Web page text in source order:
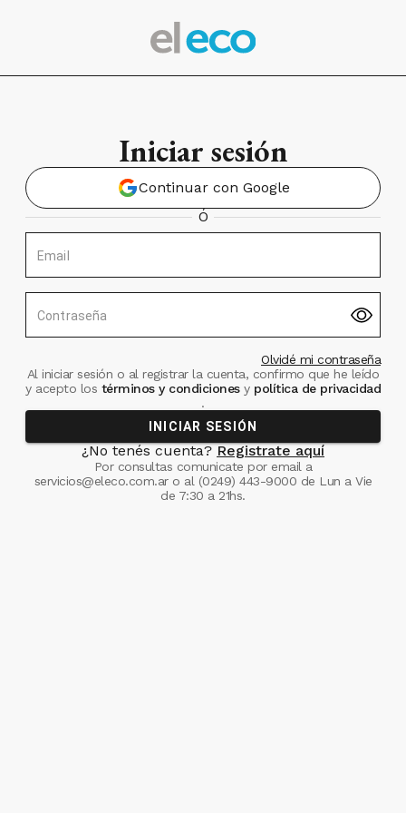
Iniciar sesión
Continuar con Google
Ó
Email
Contraseña
Olvidé mi contraseña
Al iniciar sesión o al registrar la cuenta, confirmo que he leído
y acepto los términos y condiciones ypolítica de privacidad
.
INICIAR SESIÓN
¿No tenés cuenta? Registrate aquí
Por consultas comunicate por email a
servicios@eleco.com.aro al (0249) 443-9000 de Lun a Vie
de 7:30 a 21hs.